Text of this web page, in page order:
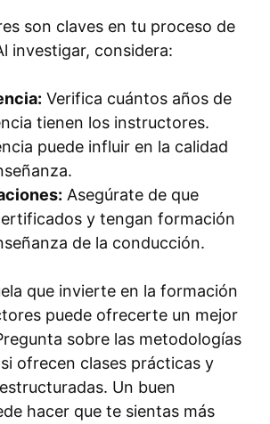
son claves en tu proceso de
investigar, considera:
Verifica cuántos años de
tienen los instructores.
puede influir en la calidad
Asegúrate de que
y tengan formación
de la conducción.
que invierte en la formación
puede ofrecerte un mejor
sobre las metodologías
ofrecen clases prácticas y
Un buen
hacer que te sientas más